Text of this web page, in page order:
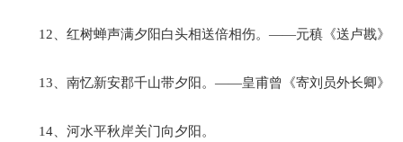
12、红树蝉声满夕阳白头相送倍相伤。——元稹《送卢戡》
13、南忆新安郡千山带夕阳。——皇甫曾《寄刘员外长卿》
14、河水平秋岸关门向夕阳。